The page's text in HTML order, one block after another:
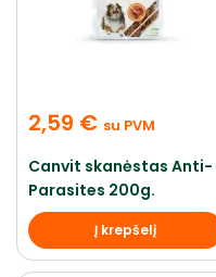
2,59 € su PVM
Canvit skanėstas Anti-
Parasites 200g.
Į krepšelį